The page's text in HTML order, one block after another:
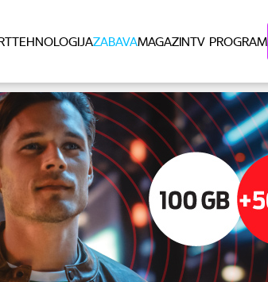
TEHNOLOGIJAZABAVAMAGAZINTV PROGRAM